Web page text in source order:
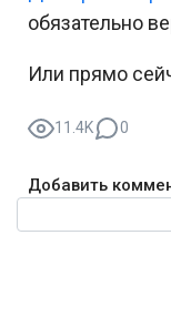
обязательно
Или прямо
11.4K 0
Добавить